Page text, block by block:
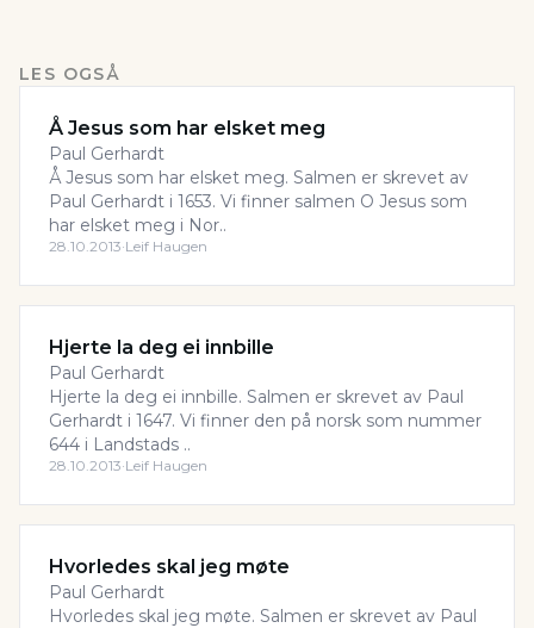
LES OGSÅ
Å Jesus som har elsket meg
Paul Gerhardt
Å Jesus som har elsket meg. Salmen er skrevet av
Paul Gerhardt i 1653. Vi finner salmen O Jesus som
har elsket meg i Nor..
28.10.2013·Leif Haugen
Hjerte la deg ei innbille
Paul Gerhardt
Hjerte la deg ei innbille. Salmen er skrevet av Paul
Gerhardt i 1647. Vi finner den på norsk som nummer
644 i Landstads ..
28.10.2013·Leif Haugen
Hvorledes skal jeg møte
Paul Gerhardt
Hvorledes skal jeg møte. Salmen er skrevet av Paul